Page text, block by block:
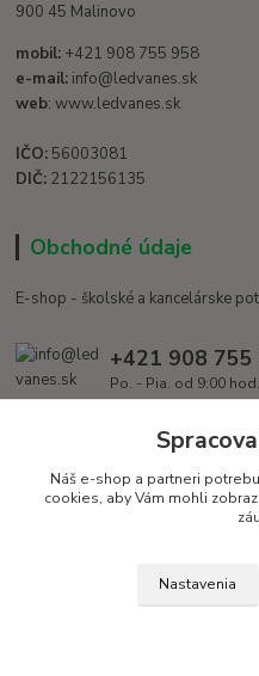
900 45 Malinovo
mobil: +421 908 755 958
e-mail: info@ledvanes.sk
web: www.ledvanes.sk
IČO: 56003081
DIČ: 2122156135
Obchodné údaje
E-shop - školské a kancelárske
+421 908 755
Po. - Pia. od 9:00
info@ledvanes.sk
Copyright © 2016 EduServis s. r.
Náš e-shop a partneri
cookies, aby Vám mohli
Nastavenia